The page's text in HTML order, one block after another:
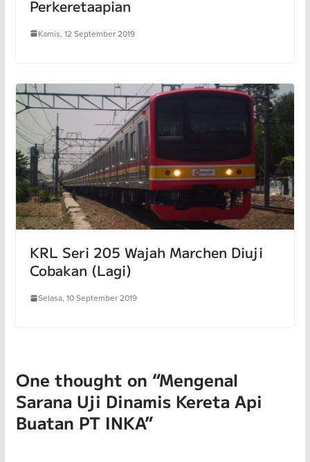
Perkeretaapian
Kamis, 12 September 2019
KRL Seri 205 Wajah Marchen Diuji
Cobakan (Lagi)
Selasa, 10 September 2019
One thought on “Mengenal
Sarana Uji Dinamis Kereta Api
Buatan PT INKA”